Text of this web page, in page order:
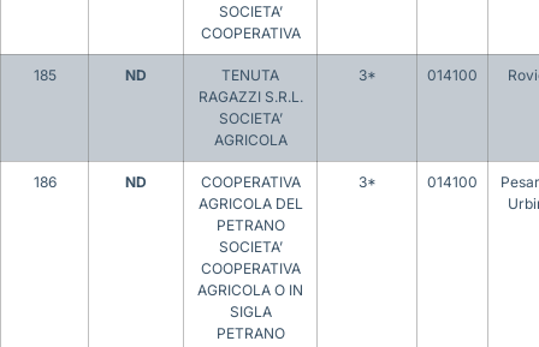
SOCIETA’
COOPERATIVA
185 ND
TENUTA
RAGAZZI S.R.L.
SOCIETA’
AGRICOLA
3* 014100
186 ND
COOPERATIVA
AGRICOLA DEL
PETRANO
SOCIETA’
COOPERATIVA
AGRICOLA O IN
SIGLA
PETRANO
3* 014100